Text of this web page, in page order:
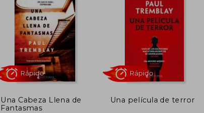
Una Cabeza Llena de
Fantasmas
Una película de terror